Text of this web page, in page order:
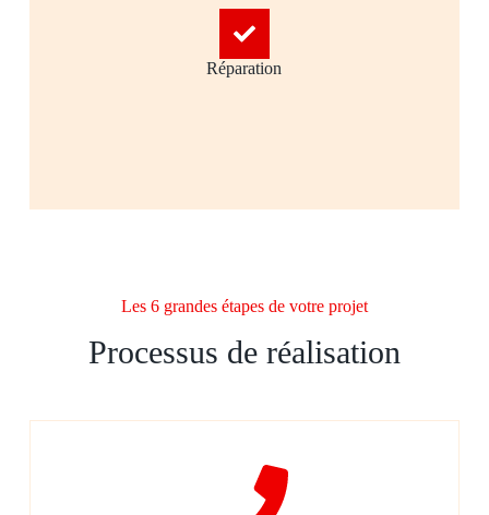
Réparation
Les 6 grandes étapes de votre projet
Processus de réalisation